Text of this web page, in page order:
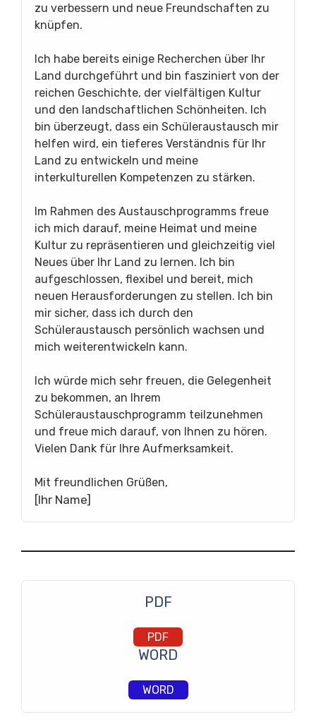
zu verbessern und neue Freundschaften zu
knüpfen.
Ich habe bereits einige Recherchen über Ihr
Land durchgeführt und bin fasziniert von der
reichen Geschichte, der vielfältigen Kultur
und den landschaftlichen Schönheiten. Ich
bin überzeugt, dass ein Schüleraustausch mir
helfen wird, ein tieferes Verständnis für Ihr
Land zu entwickeln und meine
interkulturellen Kompetenzen zu stärken.
Im Rahmen des Austauschprogramms freue
ich mich darauf, meine Heimat und meine
Kultur zu repräsentieren und gleichzeitig viel
Neues über Ihr Land zu lernen. Ich bin
aufgeschlossen, flexibel und bereit, mich
neuen Herausforderungen zu stellen. Ich bin
mir sicher, dass ich durch den
Schüleraustausch persönlich wachsen und
mich weiterentwickeln kann.
Ich würde mich sehr freuen, die Gelegenheit
zu bekommen, an Ihrem
Schüleraustauschprogramm teilzunehmen
und freue mich darauf, von Ihnen zu hören.
Vielen Dank für Ihre Aufmerksamkeit.
Mit freundlichen Grüßen,
[Ihr Name]
PDF
PDF
WORD
WORD